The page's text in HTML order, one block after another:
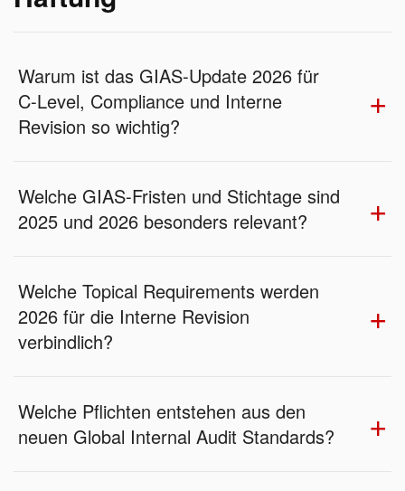
Warum ist das GIAS-Update 2026 für
C-Level, Compliance und Interne
Revision so wichtig?
Welche GIAS-Fristen und Stichtage sind
2025 und 2026 besonders relevant?
Welche Topical Requirements werden
2026 für die Interne Revision
verbindlich?
Welche Pflichten entstehen aus den
neuen Global Internal Audit Standards?